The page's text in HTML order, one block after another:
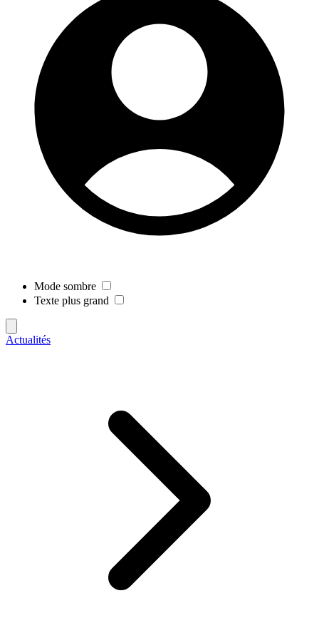
Mode sombre
Texte plus grand
Actualités